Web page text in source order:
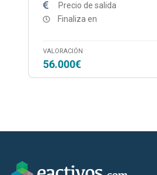
Precio de salida
Finaliza en
VALORACIÓN
56.000€